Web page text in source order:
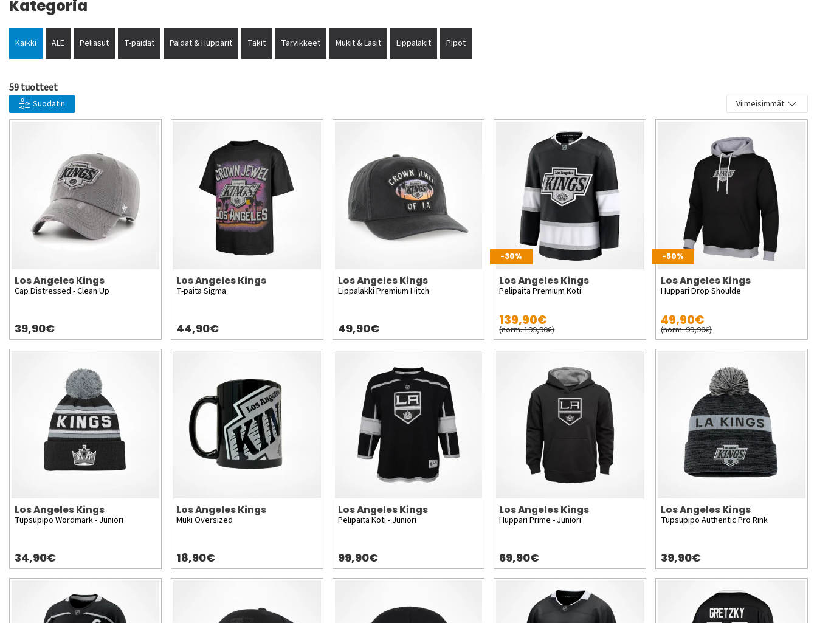
Kategoria
Kaikki ALE Peliasut T-paidat Paidat & Hupparit Takit Tarvikkeet Mukit & Lasit Lippalakit Pipot
59 tuotteet
Suodatin Viimeisimmät
Los Angeles Kings
Cap Distressed - Clean Up
39,90€
Los Angeles Kings
T-paita Sigma
44,90€
Los Angeles Kings
Lippalakki Premium Hitch
49,90€
-30%
Los Angeles Kings
Pelipaita Premium Koti
139,90€
(norm. 199,90€)
-50%
Los Angeles Kings
Huppari Drop Shoulde
49,90€
(norm. 99,90€)
Los Angeles Kings
Tupsupipo Wordmark - Juniori
34,90€
Los Angeles Kings
Muki Oversized
18,90€
Los Angeles Kings
Pelipaita Koti - Juniori
99,90€
Los Angeles Kings
Huppari Prime - Juniori
69,90€
Los Angeles Kings
Tupsupipo Authentic Pro Rink
39,90€